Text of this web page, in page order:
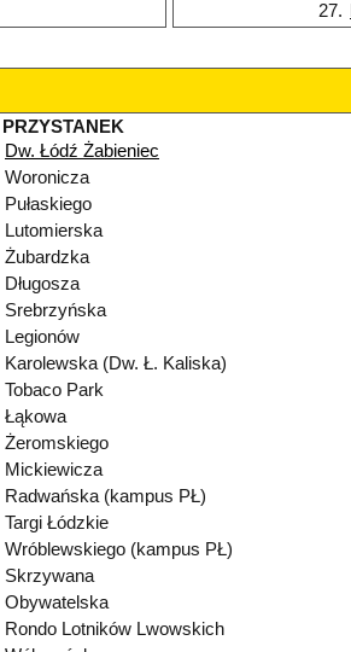
27.
PRZYSTANEK
Dw. Łódź Żabieniec
Woronicza
Pułaskiego
Lutomierska
Żubardzka
Długosza
Srebrzyńska
Legionów
Karolewska (Dw. Ł. Kaliska)
Tobaco Park
Łąkowa
Żeromskiego
Mickiewicza
Radwańska (kampus PŁ)
Targi Łódzkie
Wróblewskiego (kampus PŁ)
Skrzywana
Obywatelska
Rondo Lotników Lwowskich